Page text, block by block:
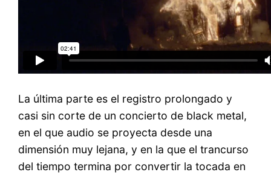
La última parte es el registro prolongado y
casi sin corte de un concierto de black metal,
en el que audio se proyecta desde una
dimensión muy lejana, y en la que el trancurso
del tiempo termina por convertir la tocada en